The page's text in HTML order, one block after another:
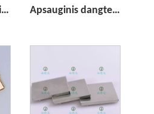
Paauksuota jutiklio spyruoklė Apsauginis dangtelis